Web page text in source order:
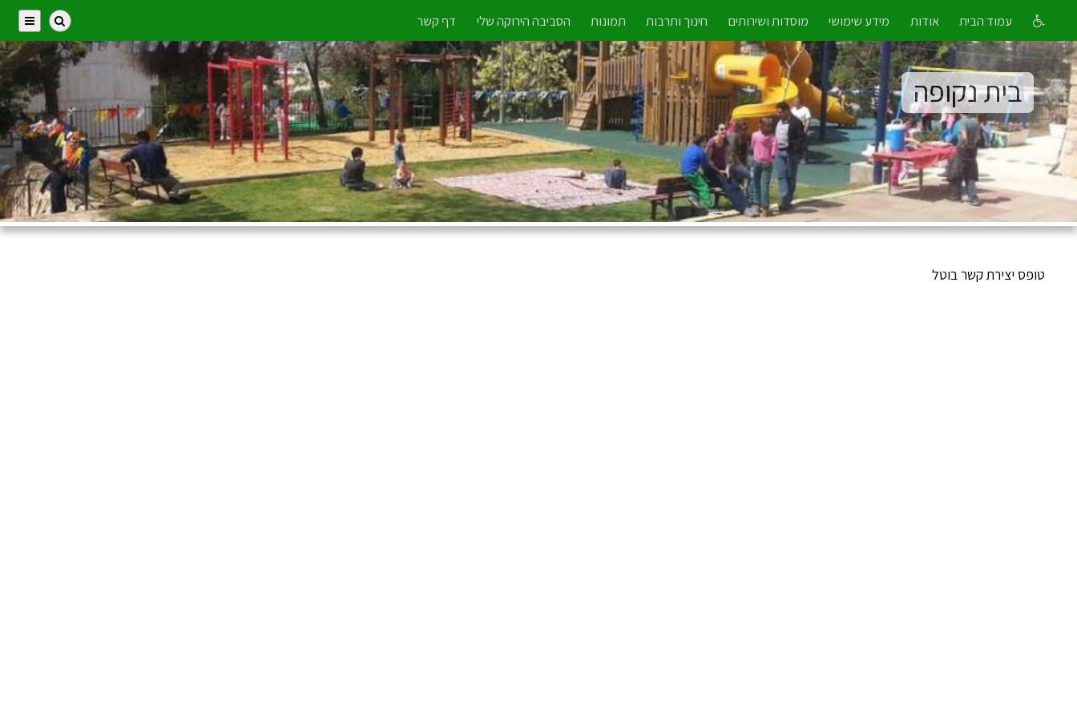
עמוד הבית אודות מידע שימושי מוסדות ושירותים חינוך ותרבות תמונות הסביבה הירוקה שלי דף קשר
בית נקופה
טופס יצירת קשר בוטל